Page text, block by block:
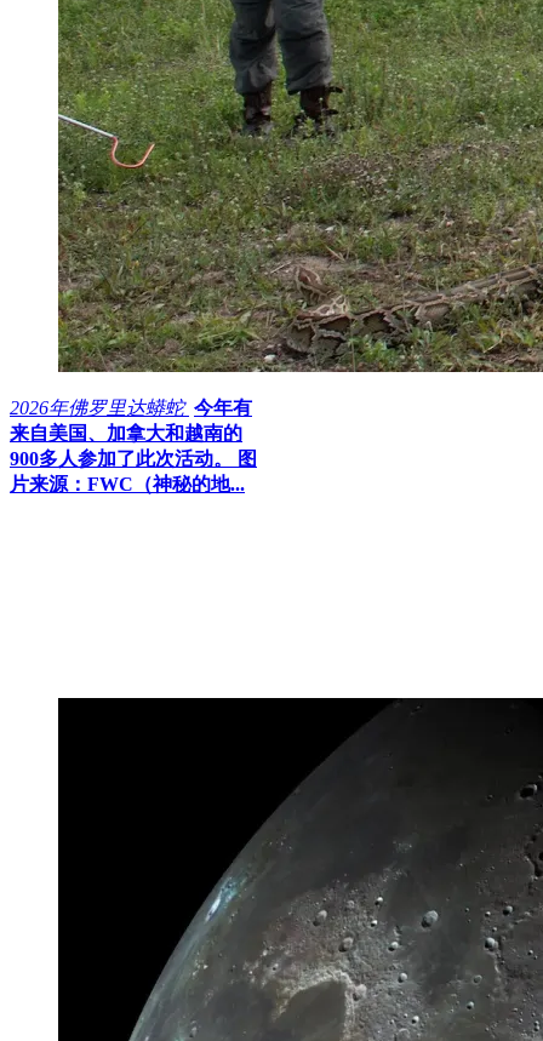
2026年佛罗里达蟒蛇 今年有
来自美国、加拿大和越南的
900多人参加了此次活动。 图
片来源：FWC（神秘的地...